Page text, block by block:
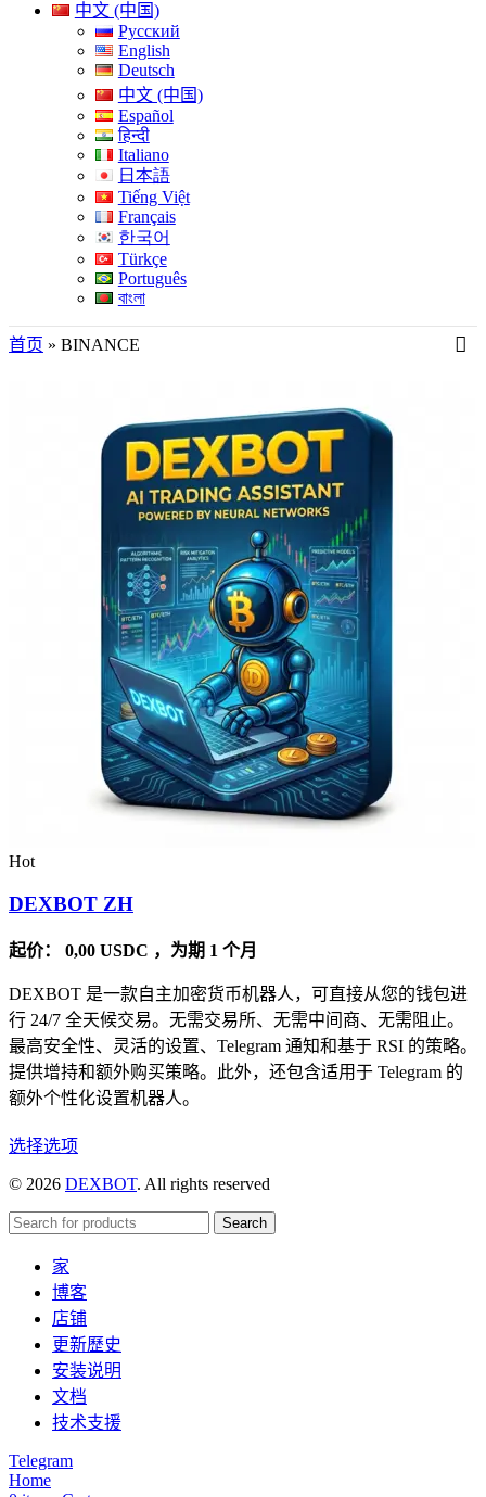
中文 (中国)
Русский
English
Deutsch
中文 (中国)
Español
हिन्दी
Italiano
日本語
Tiếng Việt
Français
한국어
Türkçe
Português
বাংলা
首页 » BINANCE
Hot
DEXBOT ZH
起价： 0,00 USDC ，为期 1 个月
DEXBOT 是一款自主加密货币机器人，可直接从您的钱包进
行 24/7 全天候交易。无需交易所、无需中间商、无需阻止。
最高安全性、灵活的设置、Telegram 通知和基于 RSI 的策略。
提供增持和额外购买策略。此外，还包含适用于 Telegram 的
额外个性化设置机器人。
选择选项本
品
有
变
体。
可
在
产
品
© 2026 DEXBOT. All rights reserved
Search
家
博客
店铺
更新歷史
安装说明
文档
技术支援
Telegram
Home